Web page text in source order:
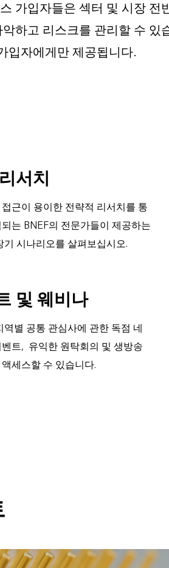
가입자들은 섹터 및 시장 전
하고 리스크를 관리할 수 있
입자에게만 제공됩니다.
서치
근이 용이한 전략적 리서치를 통
는 BNEF의 전문가들이 제공하는
기 시나리오를 살펴보십시오.
및 웨비나
역별 공통 관심사에 관한 독점 네
트, 유익한 원탁회의 및 생방송
세스할 수 있습니다.